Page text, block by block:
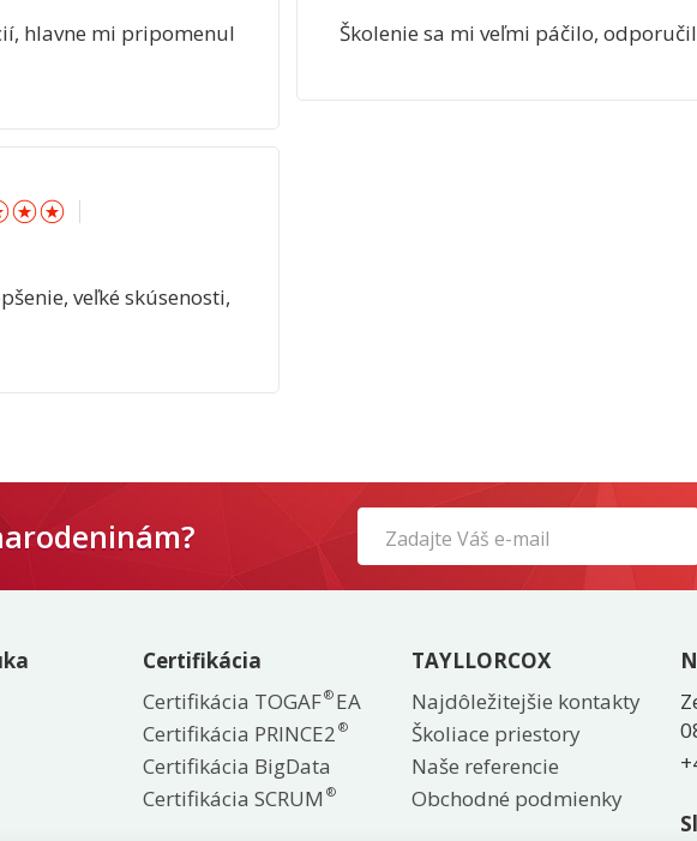
hlavne mi pripomenul
Školenie sa mi veľmi páčilo,
☆☆ ☆
veľké skúsenosti,
human,
ignore
Certifikácia
Certifikácia TOGAF®EA
Certifikácia PRINCE2 ®
Certifikácia BigData
Certifikácia SCRUM ®
TAYLLORCOX
Najdôležitejšie kontakty
Školiace priestory
Naše referencie
Obchodné podmienky